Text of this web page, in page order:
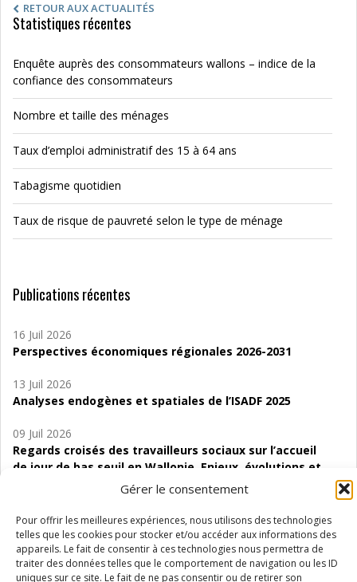
Gérer le consentement
Pour offrir les meilleures expériences, nous utilisons des technologies
telles que les cookies pour stocker et/ou accéder aux informations des
appareils. Le fait de consentir à ces technologies nous permettra de
traiter des données telles que le comportement de navigation ou les ID
uniques sur ce site. Le fait de ne pas consentir ou de retirer son
RETOUR AUX ACTUALITÉS
Statistiques récentes
Enquête auprès des consommateurs wallons – indice de la
confiance des consommateurs
Nombre et taille des ménages
Taux d’emploi administratif des 15 à 64 ans
Tabagisme quotidien
Taux de risque de pauvreté selon le type de ménage
Publications récentes
16 Juil 2026
Perspectives économiques régionales 2026-2031
13 Juil 2026
Analyses endogènes et spatiales de l’ISADF 2025
09 Juil 2026
Regards croisés des travailleurs sociaux sur l’accueil
de jour de bas seuil en Wallonie. Enjeux, évolutions et
06 Juil 2026
Étude d’évaluabilité des Structures
d’accompagnement à l’autocréation d’emploi (SAACE)